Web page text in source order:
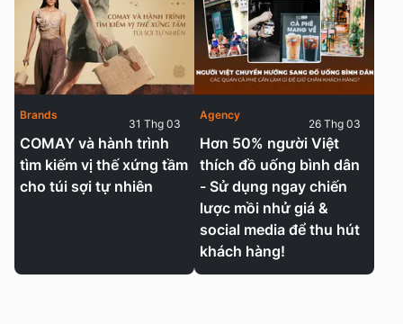
COMAY và hành trình
tìm kiếm vị thế xứng tầm
cho túi sợi tự nhiên
Brands
31 Thg 03
Hơn 50% người Việt
thích đồ uống bình dân
- Sử dụng ngay chiến
lược mồi nhử giá &
social media để thu hút
khách hàng!
Agency
26 Thg 03